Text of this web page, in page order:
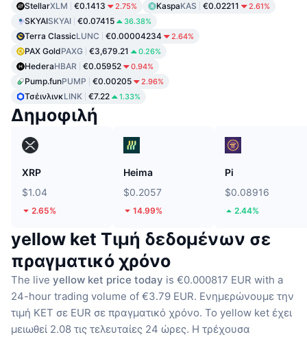
StellarXLM €0.1413 2.75% KaspaKAS €0.02211 2.61%
SKYAISKYAI €0.07415 36.38%
Terra ClassicLUNC €0.00004234 2.64%
PAX GoldPAXG €3,679.21 0.26%
HederaHBAR €0.05952 0.94%
Pump.funPUMP €0.00205 2.96%
ΤσέινλινκLINK €7.22 1.33%
Δημοφιλή
XRP
$1.04
2.65%
Heima
$0.2057
14.99%
Pi
$0.08916
2.44%
yellow ket Τιμή δεδομένων σε
πραγματικό χρόνο
The live yellow ket price today is €0.000817 EUR with a
24-hour trading volume of €3.79 EUR. Ενημερώνουμε την
τιμή KET σε EUR σε πραγματικό χρόνο. Το yellow ket έχει
μειωθεί 2.08 τις τελευταίες 24 ώρες. Η τρέχουσα